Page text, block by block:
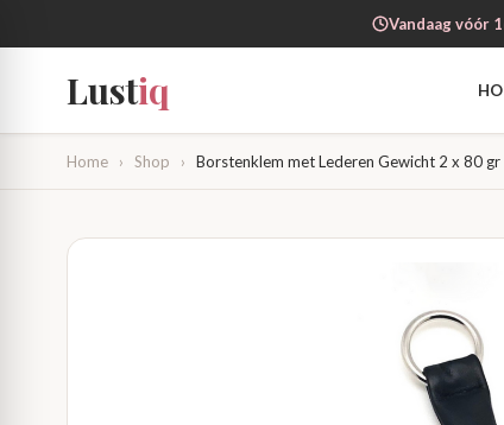
Vandaag vóór
Lustiq
Home › Shop › Borstenklem met Lederen Gewicht 2 x 80